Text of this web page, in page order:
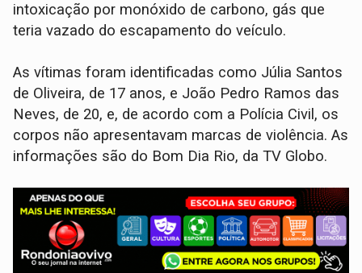
intoxicação por monóxido de carbono, gás que
teria vazado do escapamento do veículo.
As vítimas foram identificadas como Júlia Santos
de Oliveira, de 17 anos, e João Pedro Ramos das
Neves, de 20, e, de acordo com a Polícia Civil, os
corpos não apresentavam marcas de violência. As
informações são do Bom Dia Rio, da TV Globo.